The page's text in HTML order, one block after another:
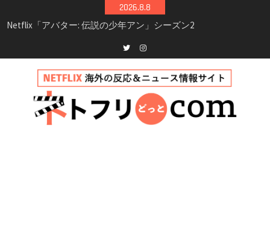
to
2026.8.8
シーズン3最新情報
Netflix映画「ボイスメールで恋をして」キャス
イッチ主演ロマコメ
新決定！2027年撮影開始へ
兄弟大騒動のコメディ映画「リトル・ブラザ
ー」がNetflixで配信！─キャスト・あらすじ・
見どころまとめ
Twitterinstagram